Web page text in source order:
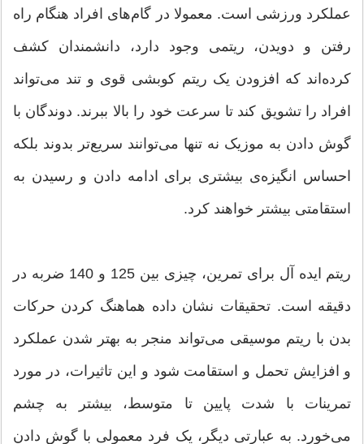
عملکرد ورزشی است. معمولا در گام‌های افراد هنگام راه
رفتن و دویدن، ریتمی وجود دارد، دانشمندان کشف
کرده‌اند که افزودن یک ریتم کوبشی قوی و تند می‌تواند
افراد را تشویق کند تا سرعت خود را بالا ببرند. دوندگان با
گوش دادن به موزیک نه تنها می‌توانند سریع‌تر بدوند بلکه
احساس انگیزه‌ی بیشتری برای ادامه دادن و رسیدن به
استقامتی بیشتر خواهند کرد.
ریتم ایده آل برای تمرین، چیزی بین 125 و 140 ضربه در
دقیقه است. تحقیقات نشان داده هماهنگ کردن حرکات
بدن با ریتم موسیقی می‌تواند منجر به بهتر شدن عملکرد
و افزایش تحمل و استقامت شود و این تاثیرات، در مورد
تمرینات با شدت پایین تا متوسط، بیشتر به چشم
می‌خورد. به عبارتی دیگر، یک فرد معمولی با گوش دادن